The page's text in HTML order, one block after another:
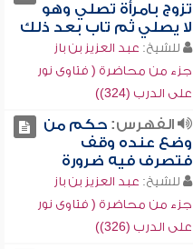
تزوج بامرأة تصلي وهو
لا يصلي ثم تاب بعد ذلك
للشيخ: عبد العزيز بن باز
جزء من محاضرة ( فتاوى نور
على الدرب (324))
الفهرس:حكم من
وضع عنده وقف
فتصرف فيه ضرورة
للشيخ: عبد العزيز بن باز
جزء من محاضرة ( فتاوى نور
على الدرب (326))